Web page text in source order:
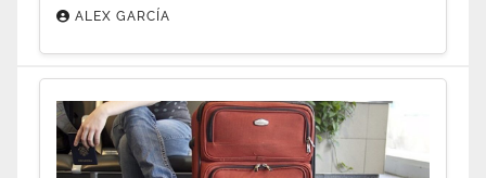
ALEX GARCÍA